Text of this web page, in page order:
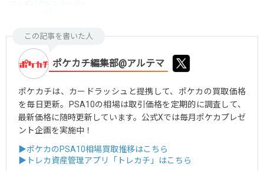
この記事を書いた人
ポケカチ編集部@アルテマ
ポケカチは、カードラッシュと提携して、ポケカの買取価格
を毎日更新。PSA10の相場は取引価格を定期的に調査して、
最新価格に随時更新しています。公式Xでは毎月ポケカプレゼ
ント企画を実施中！
▶ポケカのPSA10相場買取推移はこちら
▶トレカ資産管理アプリ「トレカチ」はこちら